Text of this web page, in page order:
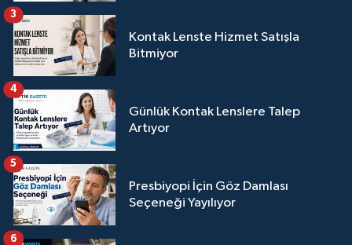
Kontak Lenste Hizmet Satışla
Bitmiyor
3
Günlük Kontak Lenslere Talep
Artıyor
4
Presbiyopi İçin Göz Damlası
Seçeneği Yayılıyor
5
6